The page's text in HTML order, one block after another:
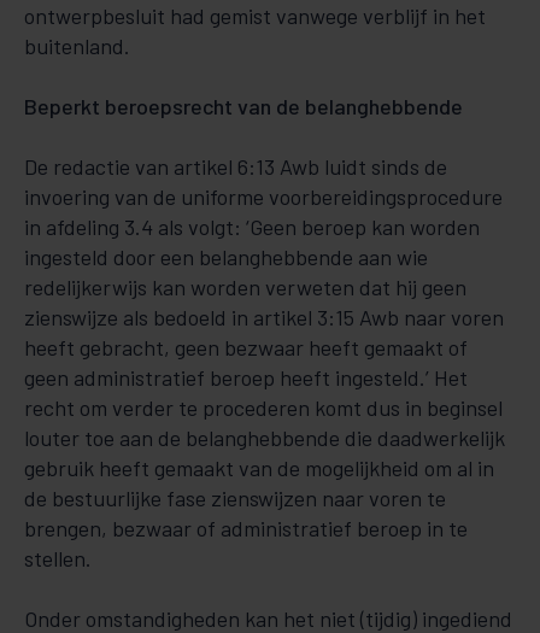
ontwerpbesluit had gemist vanwege verblijf in het
buitenland.
Beperkt beroepsrecht van de belanghebbende
De redactie van artikel 6:13 Awb luidt sinds de
invoering van de uniforme voorbereidingsprocedure
in afdeling 3.4 als volgt: ‘Geen beroep kan worden
ingesteld door een belanghebbende aan wie
redelijkerwijs kan worden verweten dat hij geen
zienswijze als bedoeld in artikel 3:15 Awb naar voren
heeft gebracht, geen bezwaar heeft gemaakt of
geen administratief beroep heeft ingesteld.’ Het
recht om verder te procederen komt dus in beginsel
louter toe aan de belanghebbende die daadwerkelijk
gebruik heeft gemaakt van de mogelijkheid om al in
de bestuurlijke fase zienswijzen naar voren te
brengen, bezwaar of administratief beroep in te
stellen.
Onder omstandigheden kan het niet (tijdig) ingediend